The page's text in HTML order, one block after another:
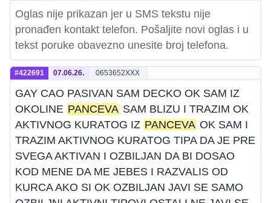
Oglas nije prikazan jer u SMS tekstu nije
pronađen kontakt telefon. Pošaljite novi oglas i u
tekst poruke obavezno unesite broj telefona.
#422691 07.06.26. 0653652XXX
GAY CAO PASIVAN SAM DECKO OK SAM IZ
OKOLINE PANCEVA SAM BLIZU I TRAZIM OK
AKTIVNOG KURATOG IZ PANCEVA OK SAM I
TRAZIM AKTIVNOG KURATOG TIPA DA JE PRE
SVEGA AKTIVAN I OZBILJAN DA BI DOSAO
KOD MENE DA ME JEBES I RAZVALIS OD
KURCA AKO SI OK OZBILJAN JAVI SE SAMO